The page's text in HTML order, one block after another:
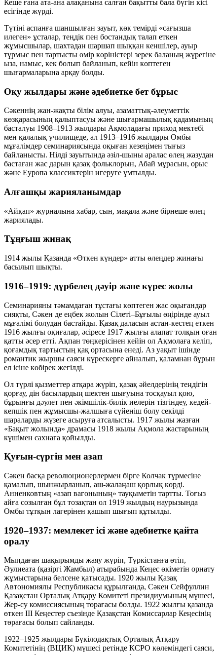
Кеше ғана ата-ана алақанына салған бақытты бала бүгін кісі
есігінде жүрді.
Түтіні аспанға шаншылған зауыт, көк темірді «сағызша
илеген» ұсталар, теңдік пен бостандық талап еткен
жұмысшылар, шахтадан шаршап шыққан кеншілер, ауыр
тұрмыс пен тартысты өмір көріністері зерек баланың жүрегіне
ыза, намыс, кек болып байланып, кейін көптеген
шығармаларына арқау болды.
Оқу жылдары және әдебиетке бет бұрыс
Сәкеннің жан-жақты білім алуы, азаматтық-әлеуметтік
көзқарасының қалыптасуы және шығармашылық қадамының
басталуы 1908–1913 жылдары Ақмоладағы приход мектебі
мен қалалық училищеде, ал 1913–1916 жылдары Омбы
мұғалімдер семинариясында оқыған кезеңімен тығыз
байланысты. Нілді зауытында әзіл-шыны аралас өлең жазудан
бастаған жас дарын қазақ фольклорын, Абай мұрасын, орыс
және Еуропа классиктерін игеруге ұмтылды.
Алғашқы жарияланымдар
«Айқап» журналына хабар, сын, мақала және бірнеше өлең
жариялады.
Тұңғыш жинақ
1914 жылы Қазанда «Өткен күндер» атты өлеңдер жинағы
басылып шықты.
1916–1919: дүрбелең дәуір және күрес жолы
Семинарияны тәмамдаған тұстағы көптеген жас оқығандар
сияқты, Сәкен де еңбек жолын Сілеті–Бұғылы өңірінде ауыл
мұғалімі болудан бастайды. Қазақ даласын астан-кестең еткен
1916 жылғы оқиғалар, әсіресе 1917 жылғы алапат толқын оған
қатты әсер етті. Ақпан төңкерісінен кейін ол Ақмолаға келіп,
қоғамдық тартыстың қақ ортасына енеді. Аз уақыт ішінде
романтик жыршы саяси күрескерге айналып, қаламнан бұрын
ел ісіне көбірек жегілді.
Ол түрлі қызметтер атқара жүріп, қазақ әйелдерінің теңдігін
қорғау, дін басылардың шектен шығуына тосқауыл қою,
бұрынғы дәулет пен әкімшілік-билік иелерін тізгіндеу, кедей-
кепшік пен жұмысшы-жалшыға сүйеніш болу секілді
шараларды жүзеге асыруға атсалысты. 1917 жылы жазған
«Бақыт жолында» драмасы 1918 жылы Ақмола жастарының
күшімен сахнаға қойылды.
Қуғын-сүргін мен азап
Сәкен басқа революционерлермен бірге Колчак түрмесіне
қамалып, шынжырланып, аш-жалаңаш қорлық көрді.
Анненковтың «азап вагонының» тауқыметін тартты. Тоғыз
айға созылған бұл тозақтан ол 1919 жылдың наурызында
Омбы тұтқын лагерінен қашып шығып құтылды.
1920–1937: мемлекет ісі және әдебиетке қайта
оралу
Мыңдаған шақырымды жаяу жүріп, Түркістанға өтіп,
Әулиеата (қазіргі Жамбыл) атырабында Кеңес өкіметін орнату
жұмыстарына белсене қатысады. 1920 жылы Қазақ
Автономиялы Республикасы құрылғанда, Сәкен Сейфуллин
Қазақстан Орталық Атқару Комитеті президиумының мүшесі,
Жер-су комиссиясының төрағасы болды. 1922 жылғы қазанда
өткен ІІІ Кеңестер съезінде Қазақстан Комиссарлар Кеңесінің
төрағасы болып сайланды.
1922–1925 жылдары Бүкілодақтық Орталық Атқару
Комитетінің (ВЦИК) мүшесі ретінде КСРО көлеміндегі саяси,